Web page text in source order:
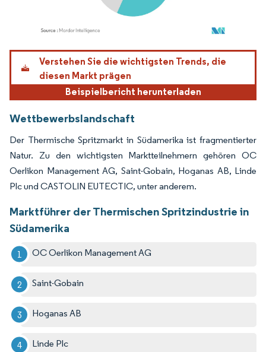
Bild © Mordor Intelligence. Wiederverwendung erfordert Namensnennung gemäß
Verstehen Sie die wichtigsten Trends, die
diesen Markt prägen
Beispielbericht herunterladen
Wettbewerbslandschaft
Der Thermische Spritzmarkt in Südamerika ist fragmentierter
Natur. Zu den wichtigsten Marktteilnehmern gehören OC
Oerlikon Management AG, Saint-Gobain, Hoganas AB, Linde
Plc und CASTOLIN EUTECTIC, unter anderem.
Marktführer der Thermischen Spritzindustrie in
Südamerika
OC Oerlikon Management AG
Saint-Gobain
Hoganas AB
Linde Plc